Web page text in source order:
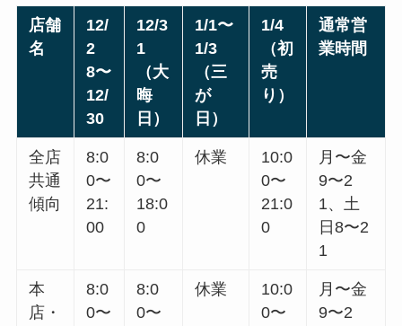
店舗
名
12/
2
8〜
12/
30
12/3
1
（大
晦
日）
1/1〜
1/3
（三
が
日）
1/4
（初
売
り）
通常営
業時間
全店
共通
傾向
8:0
0〜
21:
00
8:0
0〜
18:0
0
休業
10:0
0〜
21:0
0
月〜金
9〜2
1、土
日8〜2
1
本
店・
8:0
0〜
8:0
0〜
休業
10:0
0〜
月〜金
9〜2